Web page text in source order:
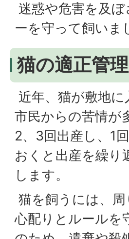
迷惑や危害を及
ーを守って飼いま
猫の適正管
近年、猫が敷地
市民からの苦情が
2、3回出産し、1
おくと出産を繰り
します。
猫を飼うには、
心配りとルールを